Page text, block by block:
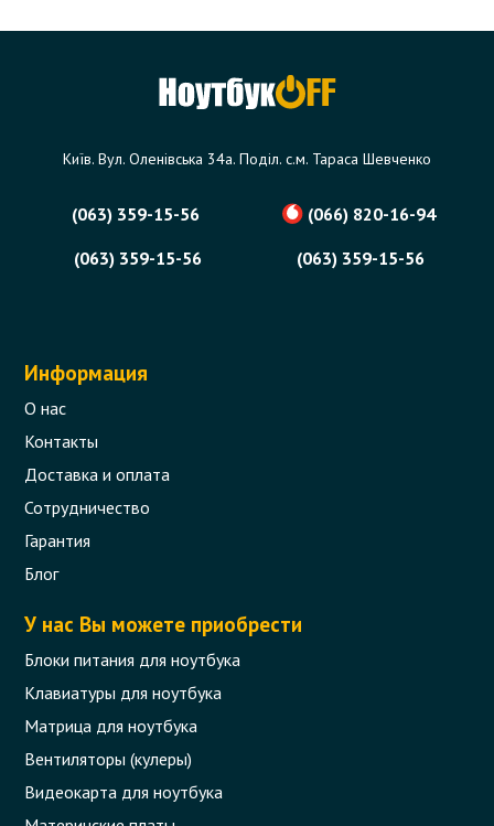
Київ. Вул. Оленівська 34а. Поділ. с.м. Тараса Шевченко
(063) 359-15-56
(066) 820-16-94
(063) 359-15-56
(063) 359-15-56
Информация
О нас
Контакты
Доставка и оплата
Сотрудничество
Гарантия
Блог
У нас Вы можете приобрести
Блоки питания для ноутбука
Клавиатуры для ноутбука
Матрица для ноутбука
Вентиляторы (кулеры)
Видеокарта для ноутбука